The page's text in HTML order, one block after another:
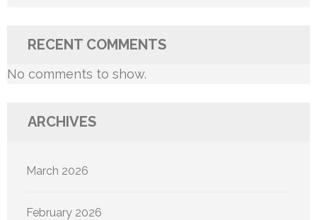
RECENT COMMENTS
No comments to show.
ARCHIVES
March 2026
February 2026